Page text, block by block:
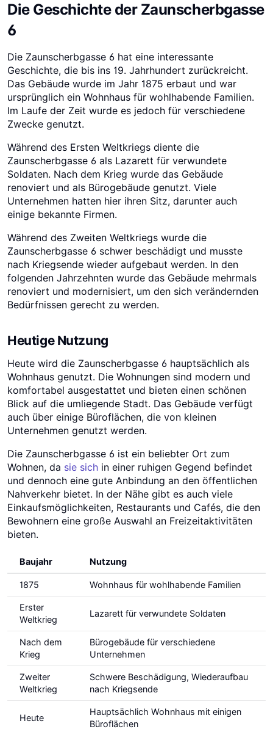
Die Geschichte der Zaunscherbgasse
6
Die Zaunscherbgasse 6 hat eine interessante
Geschichte, die bis ins 19. Jahrhundert zurückreicht.
Das Gebäude wurde im Jahr 1875 erbaut und war
ursprünglich ein Wohnhaus für wohlhabende Familien.
Im Laufe der Zeit wurde es jedoch für verschiedene
Zwecke genutzt.
Während des Ersten Weltkriegs diente die
Zaunscherbgasse 6 als Lazarett für verwundete
Soldaten. Nach dem Krieg wurde das Gebäude
renoviert und als Bürogebäude genutzt. Viele
Unternehmen hatten hier ihren Sitz, darunter auch
einige bekannte Firmen.
Während des Zweiten Weltkriegs wurde die
Zaunscherbgasse 6 schwer beschädigt und musste
nach Kriegsende wieder aufgebaut werden. In den
folgenden Jahrzehnten wurde das Gebäude mehrmals
renoviert und modernisiert, um den sich verändernden
Bedürfnissen gerecht zu werden.
Heutige Nutzung
Heute wird die Zaunscherbgasse 6 hauptsächlich als
Wohnhaus genutzt. Die Wohnungen sind modern und
komfortabel ausgestattet und bieten einen schönen
Blick auf die umliegende Stadt. Das Gebäude verfügt
auch über einige Büroflächen, die von kleinen
Unternehmen genutzt werden.
Die Zaunscherbgasse 6 ist ein beliebter Ort zum
Wohnen, da sie sich in einer ruhigen Gegend befindet
und dennoch eine gute Anbindung an den öffentlichen
Nahverkehr bietet. In der Nähe gibt es auch viele
Einkaufsmöglichkeiten, Restaurants und Cafés, die den
Bewohnern eine große Auswahl an Freizeitaktivitäten
bieten.
Baujahr Nutzung
1875 Wohnhaus für wohlhabende Familien
Erster
Weltkrieg
Lazarett für verwundete Soldaten
Nach dem
Krieg
Bürogebäude für verschiedene
Unternehmen
Zweiter
Weltkrieg
Schwere Beschädigung, Wiederaufbau
nach Kriegsende
Heute
Hauptsächlich Wohnhaus mit einigen
Büroflächen